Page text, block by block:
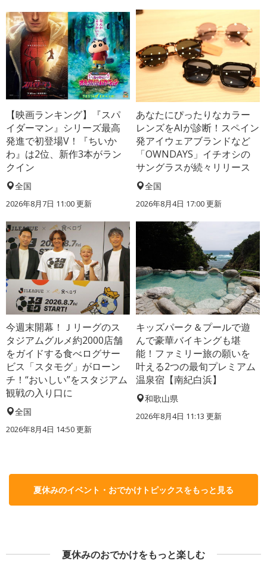
【映画ランキング】『スパ
イダーマン』シリーズ最高
発進で初登場V！『ちいか
わ』は2位、新作3本がラン
クイン
全国
2026年8月7日 11:00更新
あなたにぴったりなカラー
レンズをAIが診断！スペイン
発アイウェアブランドなど
「OWNDAYS」イチオシの
サングラスが続々リリース
全国
2026年8月4日 17:00更新
今週末開幕！Ｊリーグのス
タジアムグルメ約2000店舗
をガイドする食べログサー
ビス「スタモグ」がローン
チ！“おいしい”をスタジアム
観戦の入り口に
全国
2026年8月4日 14:50更新
キッズパーク＆プールで遊
んで豪華バイキングも堪
能！ファミリー旅の願いを
叶える2つの最旬プレミアム
温泉宿【南紀白浜】
和歌山県
2026年8月4日 11:13 更新
夏休みのイベント・おでかけトピックスをもっと見る
夏休みのおでかけをもっと楽しむ